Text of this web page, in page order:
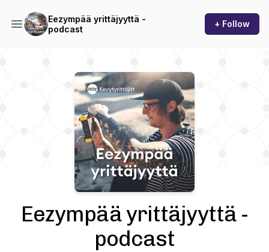
Eezympää yrittäjyyttä -
podcast
+ Follow
Eezympää yrittäjyyttä -
podcast